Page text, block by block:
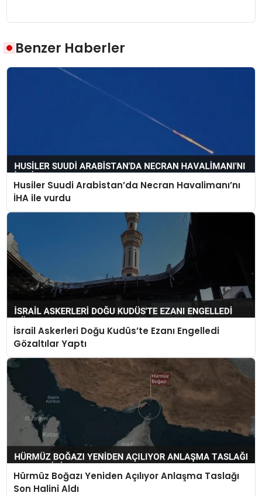
Benzer Haberler
Husiler Suudi Arabistan’da Necran Havalimanı’nı
İHA ile vurdu
İsrail Askerleri Doğu Kudüs’te Ezanı Engelledi
Gözaltılar Yaptı
Hürmüz Boğazı Yeniden Açılıyor Anlaşma Taslağı
Son Halini Aldı